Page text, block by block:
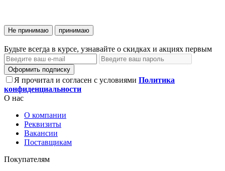
Не принимаю принимаю
Будьте всегда в курсе, узнавайте о скидках и акциях первым
Оформить подписку
Я прочитал и согласен с условиями Политика
конфиденциальности
О нас
О компании
Реквизиты
Вакансии
Поставщикам
Покупателям